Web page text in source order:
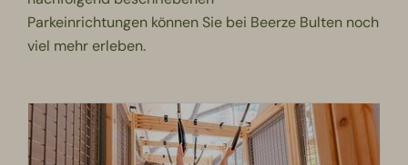
Parkeinrichtungen können Sie bei Beerze Bulten noch
viel mehr erleben.